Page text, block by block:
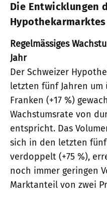
Die Entwicklungen
Regelmässiges
Jahr
Der Schweizer
letzten fünf Jahren um
Franken (+17 %)
Wachstumsrate von
entspricht. Das
sich in den letzten
verdoppelt (+75 %),
noch immer geringen
Marktanteil von zwei